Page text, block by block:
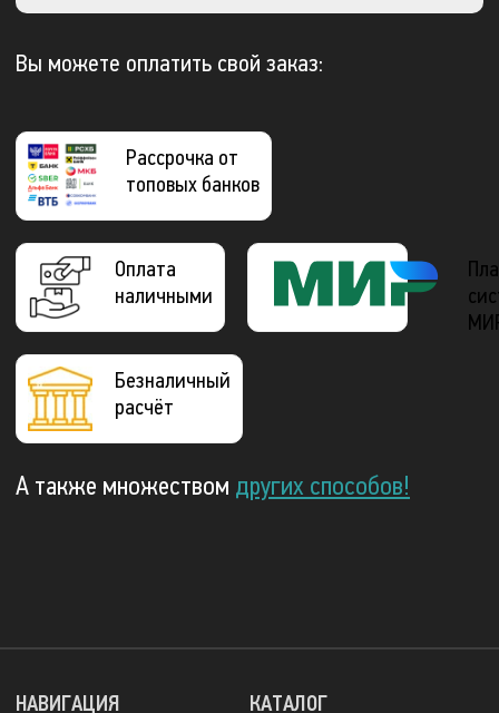
Вы можете оплатить свой заказ:
Рассрочка от
топовых банков
Оплата
наличными
Безналичный
расчёт
А также множеством других способов!
КАТАЛОГ
НАВИГАЦИЯ